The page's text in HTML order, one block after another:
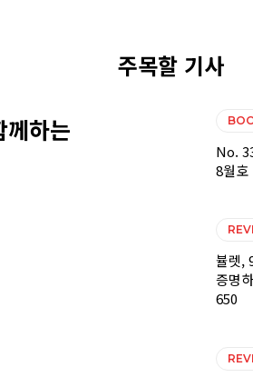
하는
주목할 기사
No.
8월호
뷸렛,
증명
650